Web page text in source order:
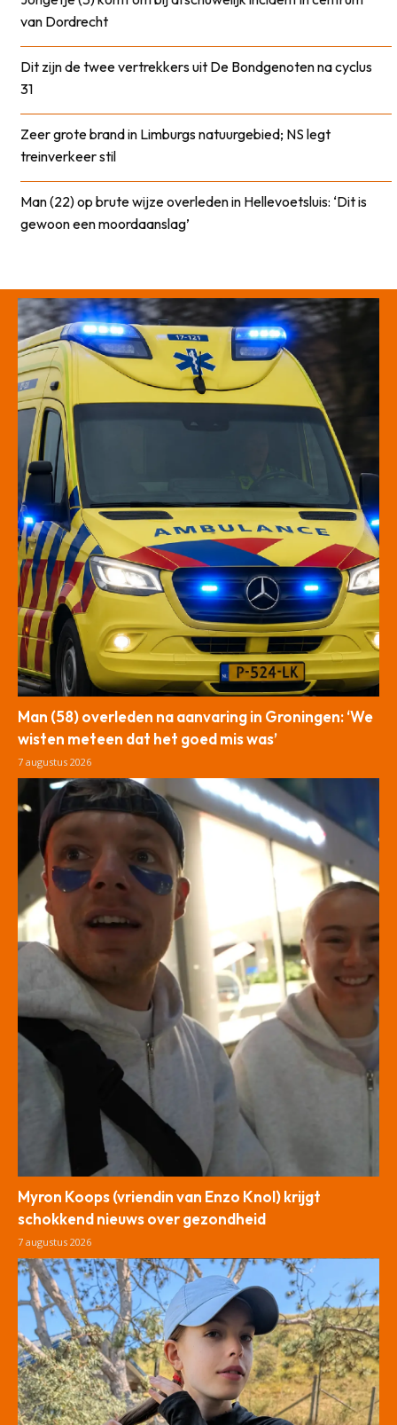
van Dordrecht
Dit zijn de twee vertrekkers uit De Bondgenoten na cyclus
31
Zeer grote brand in Limburgs natuurgebied; NS legt
treinverkeer stil
Man (22) op brute wijze overleden in Hellevoetsluis: ‘Dit is
gewoon een moordaanslag’
Man (58) overleden na aanvaring in Groningen: ‘We
wisten meteen dat het goed mis was’
7 augustus 2026
Myron Koops (vriendin van Enzo Knol) krijgt
schokkend nieuws over gezondheid
7 augustus 2026